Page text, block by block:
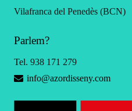
Vilafranca del Penedès (BCN)
Parlem?
Tel. 938 171 279
info@azordisseny.com